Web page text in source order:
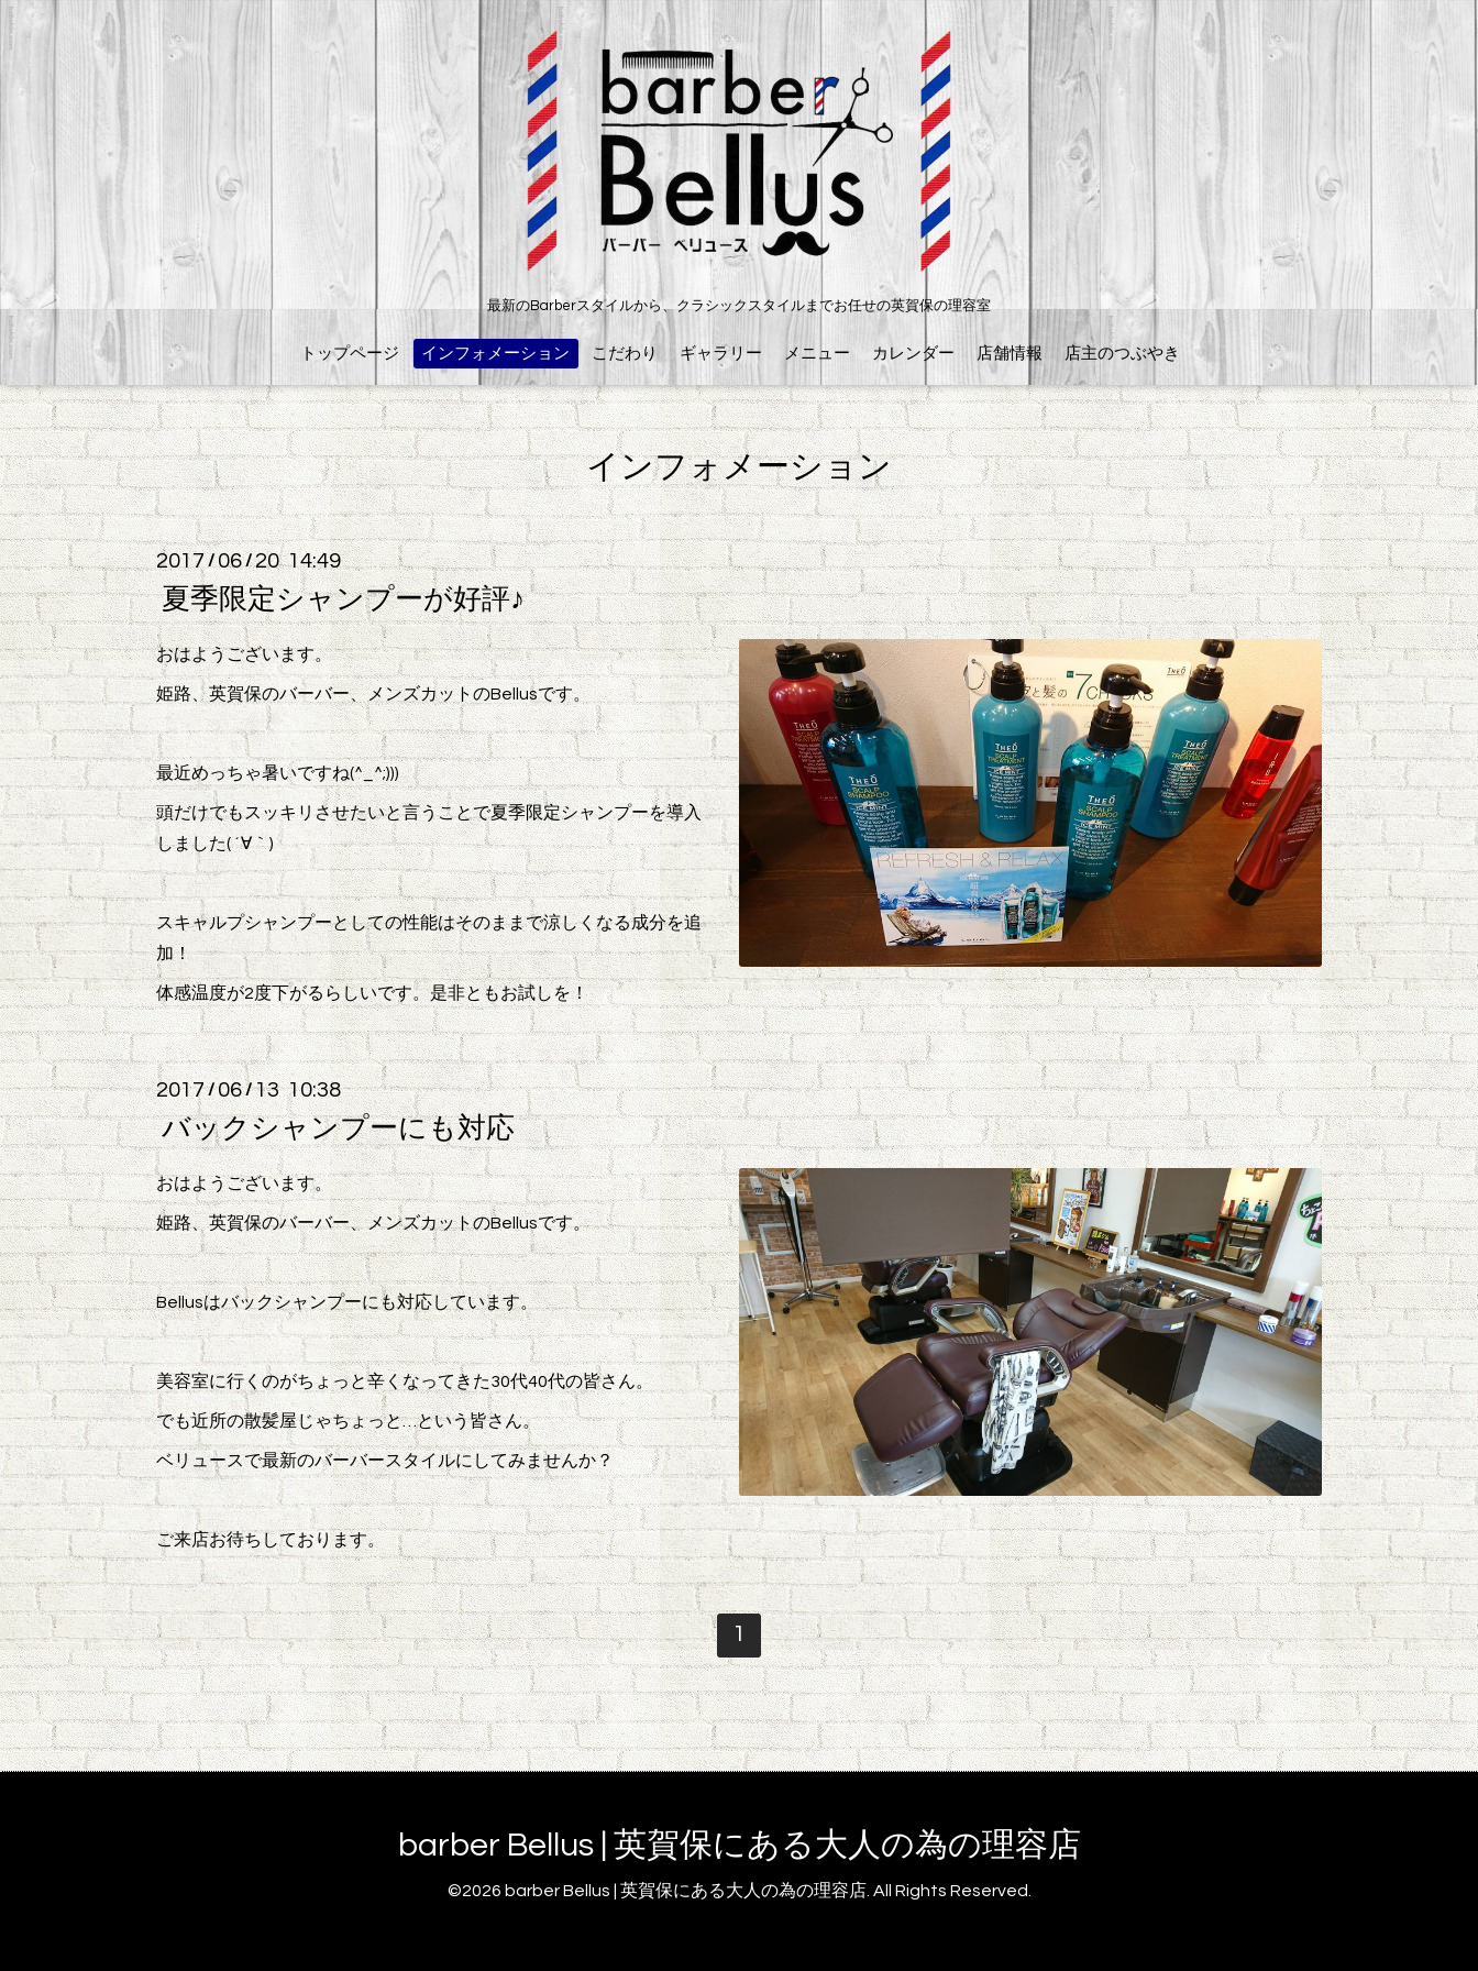
最新のBarberスタイルから、クラシックスタイルまでお任せの英賀保の理容室
トップページ インフォメーション こだわり ギャラリー メニュー カレンダー 店舗情報 店主のつぶやき
インフォメーション
2017/06/20 14:49
夏季限定シャンプーが好評♪
おはようございます。
姫路、英賀保のバーバー、メンズカットのBellusです。
最近めっちゃ暑いですね(^_^;)))
頭だけでもスッキリさせたいと言うことで夏季限定シャンプーを導入
しました( ´∀｀)
スキャルプシャンプーとしての性能はそのままで涼しくなる成分を追
加！
体感温度が2度下がるらしいです。是非ともお試しを！
2017/06/13 10:38
バックシャンプーにも対応
おはようございます。
姫路、英賀保のバーバー、メンズカットのBellusです。
Bellusはバックシャンプーにも対応しています。
美容室に行くのがちょっと辛くなってきた30代40代の皆さん。
でも近所の散髪屋じゃちょっと…という皆さん。
ベリュースで最新のバーバースタイルにしてみませんか？
ご来店お待ちしております。
1
barber Bellus | 英賀保にある大人の為の理容店
©2026 barber Bellus | 英賀保にある大人の為の理容店 . All Rights Reserved.